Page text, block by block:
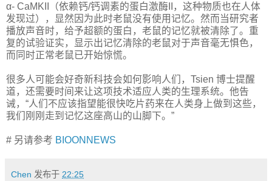
α- CaMKII（依赖钙/钙调素的蛋白激酶II，这种物质也在人体
发现过），显然因为此时老鼠没有使用记忆。然而当研究者
播放声音时，给予超额的蛋白，老鼠的记忆就被清除了。重
复的试验证实，显示出记忆清除的老鼠对于声音毫无惧色，
而同时正常老鼠已开始惊慌。
很多人可能会好奇新科技会如何影响人们，Tsien 博士提醒
道，还需要时间来让这项技术适应人类的生理系统。他告
诫，“人们不应该指望能很快吃片药来在人类身上做到这些，
我们刚刚走到记忆这座高山的山脚下。”
# 另请参考 BIOONNEWS
Chen 发布于 22:25